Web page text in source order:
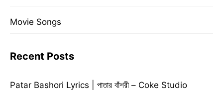
Movie Songs
Recent Posts
Patar Bashori Lyrics | পাতার বাঁশরী – Coke Studio